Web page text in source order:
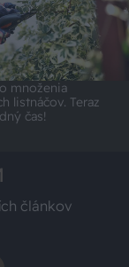
množenia
listnáčov. Teraz
čas!
článkov